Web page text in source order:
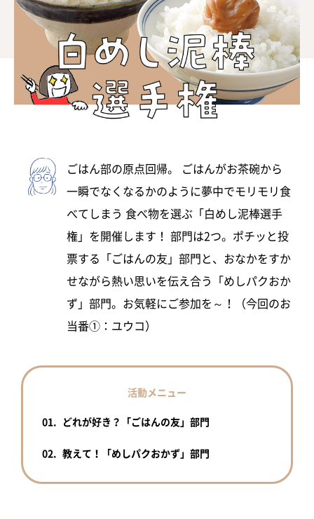
ごはん部の原点回帰。 ごはんがお茶碗から
一瞬でなくなるかのように夢中でモリモリ食
べてしまう 食べ物を選ぶ「白めし泥棒選手
権」を開催します！ 部門は2つ。ポチッと投
票する「ごはんの友」部門と、おなかをすか
せながら熱い思いを伝え合う「めしパクおか
ず」部門。お気軽にご参加を～！（今回のお
当番①：ユウコ）
活動メニュー
01. どれが好き？「ごはんの友」部門
02. 教えて！「めしパクおかず」部門